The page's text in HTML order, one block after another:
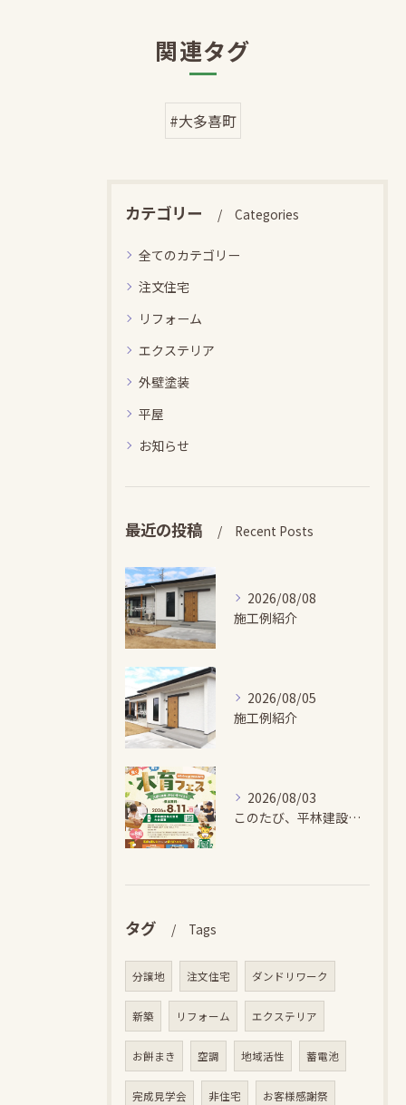
関連タグ
#大多喜町
カテゴリー Categories
全てのカテゴリー
注文住宅
リフォーム
エクステリア
外壁塗装
平屋
お知らせ
最近の投稿 Recent Posts
2026/08/08
施工例紹介
2026/08/05
施工例紹介
2026/08/03
このたび、平林建設では、お子さまが木とふれあい・木について学...
タグ Tags
分譲地 注文住宅 ダンドリワーク
新築 リフォーム エクステリア
お餅まき 空調 地域活性 蓄電池
完成見学会 非住宅 お客様感謝祭